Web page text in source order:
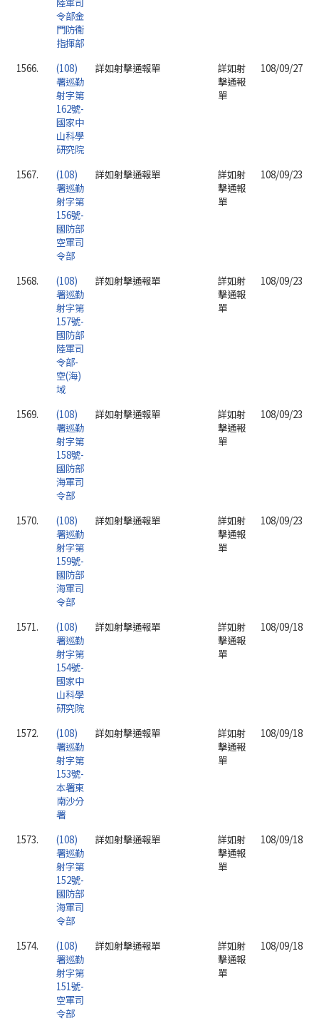
令部金
門防衛
指揮部
1566.
(108)
署巡勤
射字第
162號-
國家中
山科學
研究院
詳如射擊通報單
詳如射
擊通報
單
108/09/27
1567.
(108)
署巡勤
射字第
156號-
國防部
空軍司
令部
詳如射擊通報單
詳如射
擊通報
單
108/09/23
1568.
(108)
署巡勤
射字第
157號-
國防部
陸軍司
令部-
空(海)
域
詳如射擊通報單
詳如射
擊通報
單
108/09/23
1569.
(108)
署巡勤
射字第
158號-
國防部
海軍司
令部
詳如射擊通報單
詳如射
擊通報
單
108/09/23
1570.
(108)
署巡勤
射字第
159號-
國防部
海軍司
令部
詳如射擊通報單
詳如射
擊通報
單
108/09/23
1571.
(108)
署巡勤
射字第
154號-
國家中
山科學
研究院
詳如射擊通報單
詳如射
擊通報
單
108/09/18
1572.
(108)
署巡勤
射字第
153號-
本署東
南沙分
署
詳如射擊通報單
詳如射
擊通報
單
108/09/18
1573.
(108)
署巡勤
射字第
152號-
國防部
海軍司
令部
詳如射擊通報單
詳如射
擊通報
單
108/09/18
1574.
(108)
署巡勤
射字第
151號-
空軍司
令部
詳如射擊通報單
詳如射
擊通報
單
108/09/18